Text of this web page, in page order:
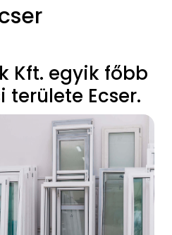
Kft. egyik főbb
Ecser.